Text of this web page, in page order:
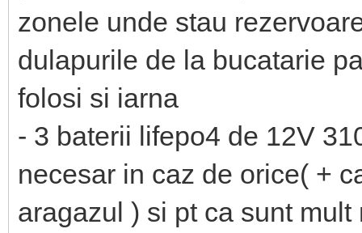
zonele unde stau
dulapurile de la bucatarie
folosi si iarna
- 3 baterii lifepo4 de 12V
necesar in caz de orice( +
aragazul ) si pt ca sunt